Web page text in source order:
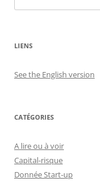
LIENS
See the English version
CATÉGORIES
A lire ou à voir
Capital-risque
Donnée Start-up